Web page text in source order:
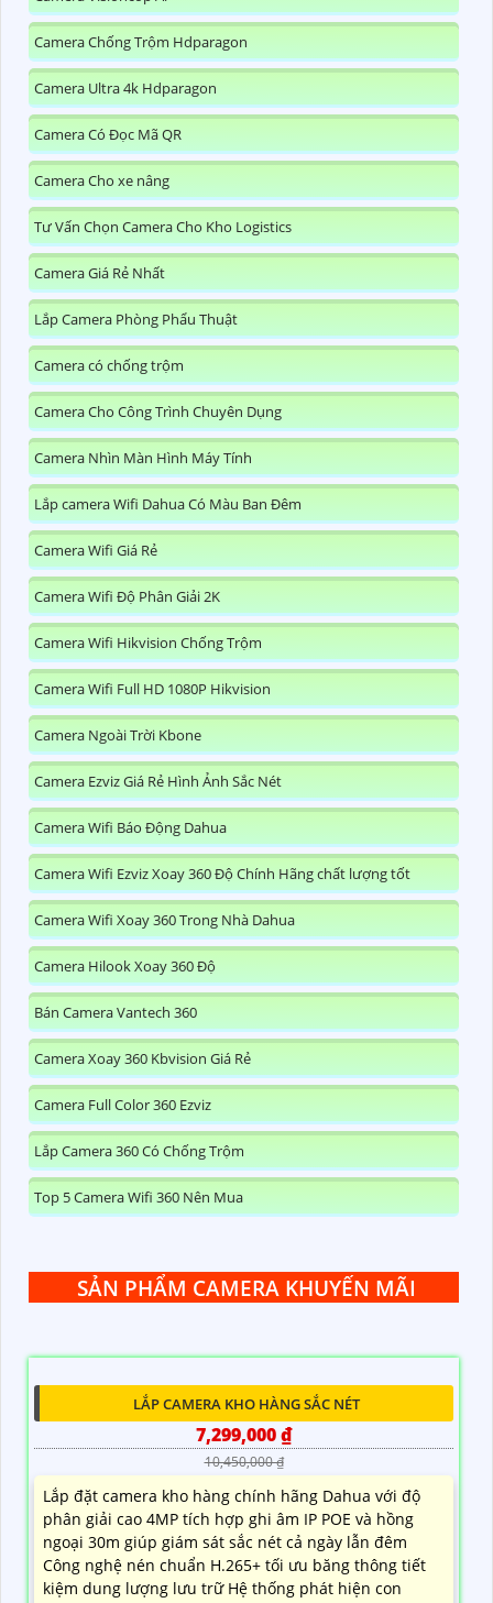
Camera Chống Trộm Hdparagon
Camera Ultra 4k Hdparagon
Camera Có Đọc Mã QR
Camera Cho xe nâng
Tư Vấn Chọn Camera Cho Kho Logistics
Camera Giá Rẻ Nhất
Lắp Camera Phòng Phẩu Thuật
Camera có chống trộm
Camera Cho Công Trình Chuyên Dụng
Camera Nhìn Màn Hình Máy Tính
Lắp camera Wifi Dahua Có Màu Ban Đêm
Camera Wifi Giá Rẻ
Camera Wifi Độ Phân Giải 2K
Camera Wifi Hikvision Chống Trộm
Camera Wifi Full HD 1080P Hikvision
Camera Ngoài Trời Kbone
Camera Ezviz Giá Rẻ Hình Ảnh Sắc Nét
Camera Wifi Báo Động Dahua
Camera Wifi Ezviz Xoay 360 Độ Chính Hãng chất lượng tốt
Camera Wifi Xoay 360 Trong Nhà Dahua
Camera Hilook Xoay 360 Độ
Bán Camera Vantech 360
Camera Xoay 360 Kbvision Giá Rẻ
Camera Full Color 360 Ezviz
Lắp Camera 360 Có Chống Trộm
Top 5 Camera Wifi 360 Nên Mua
SẢN PHẨM CAMERA KHUYẾN MÃI